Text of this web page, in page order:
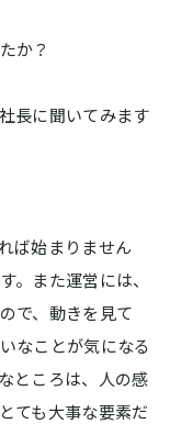
か？
長に聞いてみます
ば始まりません
。また運営には、
で、動きを見て
なことが気になる
ところは、人の感
ても大事な要素だ